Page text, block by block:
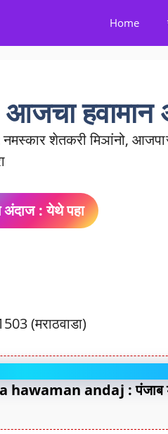
Home
हवामान
शेतकरी मिञांनो,
अंदाज : येथे पहा
(मराठवाडा)
andaj : पंजाब